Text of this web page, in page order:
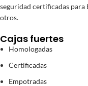
seguridad certificadas
otros.
Cajas fuertes
Homologadas
Certificadas
Empotradas